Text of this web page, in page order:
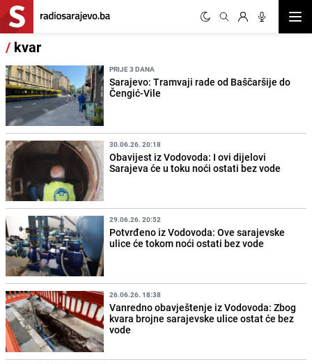
/ kvar
PRIJE 3 DANA
Sarajevo: Tramvaji rade od Baščaršije do
Čengić-Vile
30.06.26. 20:18
Obavijest iz Vodovoda: I ovi dijelovi
Sarajeva će u toku noći ostati bez vode
29.06.26. 20:52
Potvrđeno iz Vodovoda: Ove sarajevske
ulice će tokom noći ostati bez vode
26.06.26. 18:38
Vanredno obavještenje iz Vodovoda: Zbog
kvara brojne sarajevske ulice ostat će bez
vode